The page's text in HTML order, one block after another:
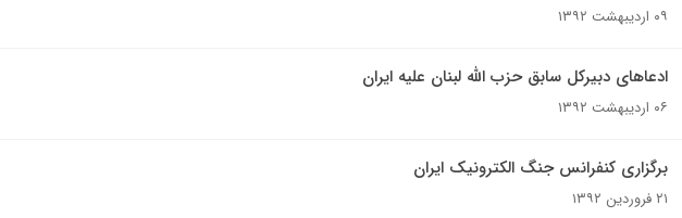
۰۹ اردیبهشت ۱۳۹۲
ادعاهای دبیرکل سابق حزب الله لبنان علیه ایران
۰۶ اردیبهشت ۱۳۹۲
برگزاری کنفرانس جنگ الکترونیک ایران
۲۱ فروردین ۱۳۹۲